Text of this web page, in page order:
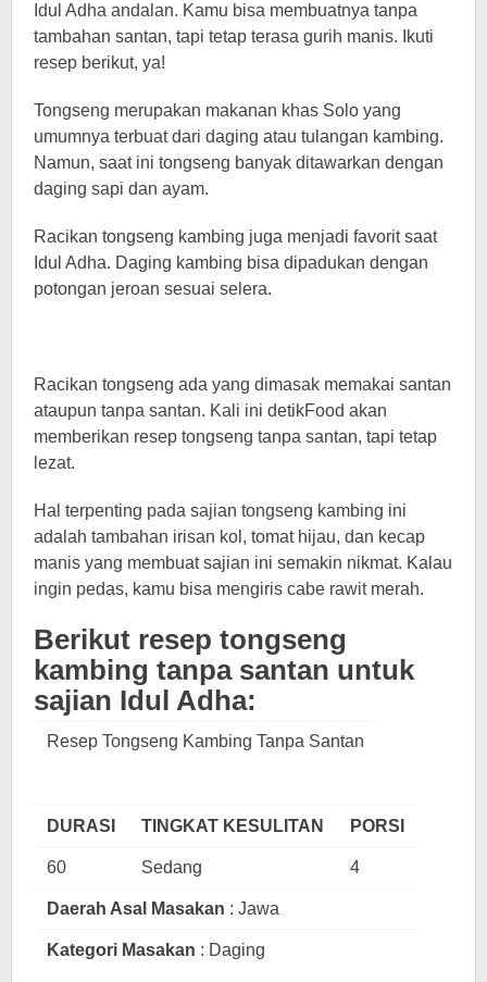
Idul Adha andalan. Kamu bisa membuatnya tanpa
tambahan santan, tapi tetap terasa gurih manis. Ikuti
resep berikut, ya!
Tongseng merupakan makanan khas Solo yang
umumnya terbuat dari daging atau tulangan kambing.
Namun, saat ini tongseng banyak ditawarkan dengan
daging sapi dan ayam.
Racikan tongseng kambing juga menjadi favorit saat
Idul Adha. Daging kambing bisa dipadukan dengan
potongan jeroan sesuai selera.
Racikan tongseng ada yang dimasak memakai santan
ataupun tanpa santan. Kali ini detikFood akan
memberikan resep tongseng tanpa santan, tapi tetap
lezat.
Hal terpenting pada sajian tongseng kambing ini
adalah tambahan irisan kol, tomat hijau, dan kecap
manis yang membuat sajian ini semakin nikmat. Kalau
ingin pedas, kamu bisa mengiris cabe rawit merah.
Berikut resep tongseng
kambing tanpa santan untuk
sajian Idul Adha:
Resep Tongseng Kambing Tanpa Santan
DURASI TINGKAT KESULITAN PORSI
60 Sedang 4
Daerah Asal Masakan : Jawa
Kategori Masakan : Daging